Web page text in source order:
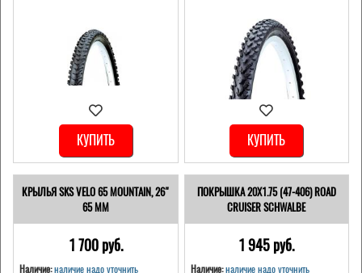
КУПИТЬ КУПИТЬ
КРЫЛЬЯ SKS VELO 65 MOUNTAIN, 26"
65 ММ
1 700 pуб.
Наличие:наличие надо уточнить
ПОКРЫШКА 20X1.75 (47-406) ROAD
CRUISER SCHWALBE
1 945 pуб.
Наличие: наличие надо уточнить